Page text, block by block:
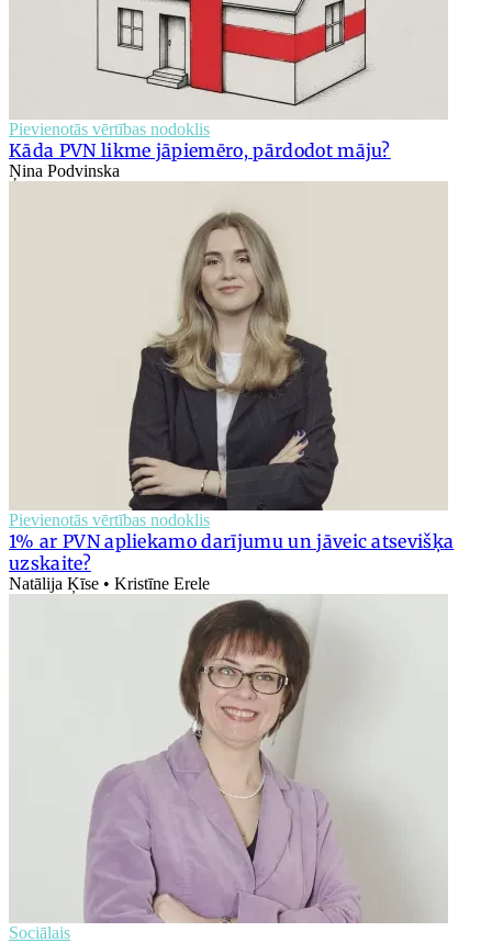
Pievienotās vērtības nodoklis
Kāda PVN likme jāpiemēro, pārdodot māju?
Ņina Podvinska
Pievienotās vērtības nodoklis
1% ar PVN apliekamo darījumu un jāveic atsevišķa
uzskaite?
Natālija Ķīse • Kristīne Erele
Sociālais